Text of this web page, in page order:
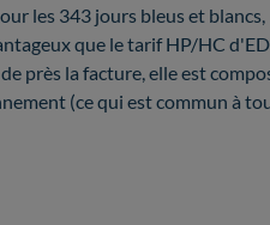
les 343 jours bleus et blancs,
que le tarif HP/HC
près la facture, elle est
(ce qui est commun à